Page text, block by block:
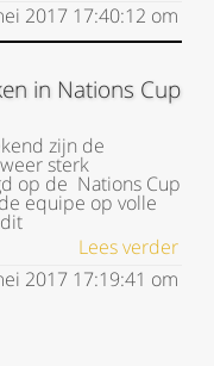
2017 17:40:12 om
in Nations Cup
zijn de
sterk
op de Nations Cup
equipe op volle
Lees verder
2017 17:19:41 om